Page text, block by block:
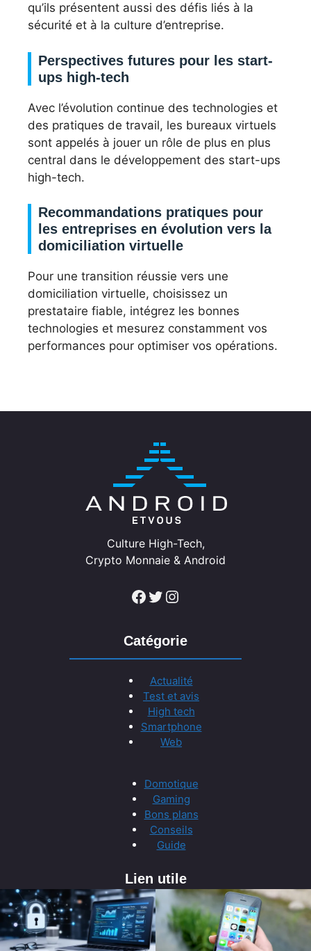
qu’ils présentent aussi des défis liés à la
sécurité et à la culture d’entreprise.
Perspectives futures pour les start-
ups high-tech
Avec l’évolution continue des technologies et
des pratiques de travail, les bureaux virtuels
sont appelés à jouer un rôle de plus en plus
central dans le développement des start-ups
high-tech.
Recommandations pratiques pour
les entreprises en évolution vers la
domiciliation virtuelle
Pour une transition réussie vers une
domiciliation virtuelle, choisissez un
prestataire fiable, intégrez les bonnes
technologies et mesurez constamment vos
performances pour optimiser vos opérations.
Culture High-Tech,
Crypto Monnaie & Android
Facebook Twitter Instagram
Catégorie
Actualité
Test et avis
High tech
Smartphone
Web
Domotique
Gaming
Bons plans
Conseils
Guide
Lien utile